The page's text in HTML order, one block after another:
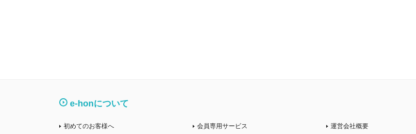
e-honについて
初めてのお客様へ 会員専用サービス 運営会社概要